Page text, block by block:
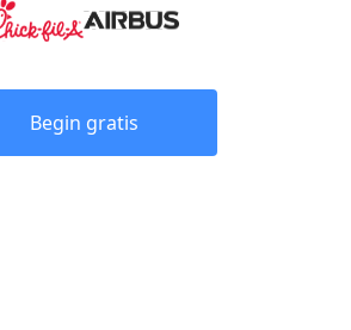
Begin gratis